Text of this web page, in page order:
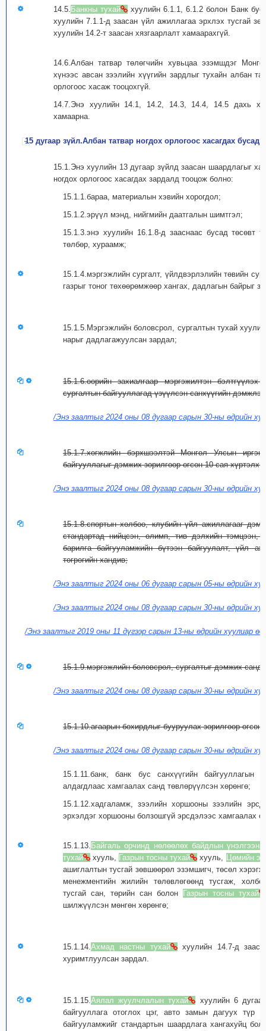
14.5. Банкны тухай
хуулийн 6.1.1, 6.1.2 болон Банк
хуулийн 7.1.1-д заасан үйл ажиллагаа эрхлэх тусгай
хуулийн 14.2-т заасан хязгаарлалт хамаарахгүй.
14.6.Албан татвар төлөгчийн хувьцаа эзэмшдэг
хүнээс авсан зээлийн хүүгийн зардлыг тухайн албан
орлогоос хасаж тооцохгүй.
14.7.Энэ хуулийн 14.1, 14.2, 14.3, 14.4, 14.5 дахь
хамаарна.
15 дугаар зүйл.Албан татвар ногдох орлогоос хасагдах бусад
15.1.Энэ хуулийн 13 дугаар зүйлд заасан шаардлагыг
ногдох орлогоос хасагдах зардалд тооцож болно:
15.1.1.бараа, материалын хэвийн хорогдол;
15.1.2.эрүүл мэнд, нийгмийн даатгалын шимтгэл;
15.1.3.энэ хуулийн 16.1.8-д зааснаас бусад төсөвт
төлбөр, хураамж;
15.1.4.мэргэжлийн сургалт, үйлдвэрлэлийн төвийн
газрыг тоног төхөөрөмжөөр хангах, дадлагын байрыг
15.1.5.Мэргэжлийн боловсрол, сургалтын тухай
нарыг дадлагажуулсан зардал;
15.1.6.өөрийн захиалгаар мэргэжилтэн
сургалтын байгууллагад үзүүлсэн санхүүгийн дэмжлэг;
/Энэ заалтыг 2024 оны 08 дугаар сарын 30-ны өдрийн
15.1.7.хөгжлийн бэрхшээлтэй Монгол Улсын
байгууллагыг дэмжих зорилгоор өгсөн 10 сая хүртэлх
/Энэ заалтыг 2024 оны 08 дугаар сарын 30-ны өдрийн
15.1.8.спортын холбоо, клубийн үйл ажиллагааг
стандартад нийцсэн, олимп, тив дэлхийн тэмцээн,
барилга байгууламжийн бүтээн байгуулалт, үйл
төгрөгийн хандив;
/Энэ заалтыг 2024 оны 06 дугаар сарын 05-ны өдрийн
/Энэ заалтыг 2024 оны 08 дугаар сарын 30-ны өдрийн
/Энэ заалтыг 2019 оны 11 дүгээр сарын 13-ны өдрийн хуулиар
15.1.9.мэргэжлийн боловсрол, сургалтыг дэмжих санд
/Энэ заалтыг 2024 оны 08 дугаар сарын 30-ны өдрийн
15.1.10.агаарын бохирдлыг бууруулах зорилгоор өгсөн
/Энэ заалтыг 2024 оны 08 дугаар сарын 30-ны өдрийн
15.1.11.банк, банк бус санхүүгийн байгууллагын
алдагдлаас хамгаалах санд төвлөрүүлсэн хөрөнгө;
15.1.12.хадгаламж, зээлийн хоршооны зээлийн
эрхэлдэг хоршооны болзошгүй эрсдэлээс хамгаалах
15.1.13. Байгаль орчинд нөлөөлөх байдлын
тухай
хууль, Газрын тосны тухай хууль, Цөмийн
ашиглалтын тусгай зөвшөөрөл эзэмшигч, төсөл
менежментийн жилийн төлөвлөгөөнд тусгаж,
тусгай сан, төрийн сан болон
Газрын тосны тухай
шилжүүлсэн мөнгөн хөрөнгө;
15.1.14.Ахмад настны тухай
хуулийн 14.7-д
хуримтлуулсан зардал.
15.1.15.Аялал жуулчлалын тухай
хуулийн 6
байгууллага отоглох цэг, авто замын дагуух түр
байгууламжийг стандартын шаардлага хангахуйц